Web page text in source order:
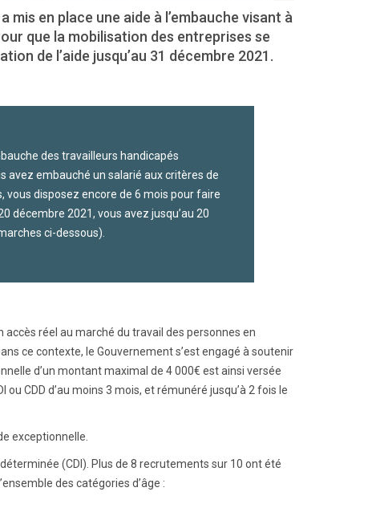
mis en place une aide à l’embauche visant à
que la mobilisation des entreprises se
de l’aide jusqu’au 31 décembre 2021.
des travailleurs handicapés
avez embauché un salarié aux critères de
vous disposez encore de 6 mois pour faire
décembre 2021, vous avez jusqu’au 20
ci-dessous).
accès réel au marché du travail des personnes en
ce contexte, le Gouvernement s’est engagé à soutenir
d’un montant maximal de 4 000€ est ainsi versée
CDD d’au moins 3 mois, et rémunéré jusqu’à 2 fois le
exceptionnelle.
(CDI). Plus de 8 recrutements sur 10 ont été
des catégories d’âge :